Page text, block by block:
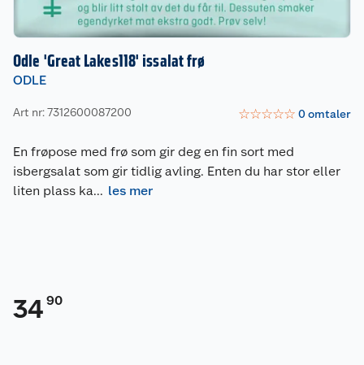
Odle 'Great Lakes118' issalat frø
ODLE
Art nr: 7312600087200 ☆☆☆☆☆ 0omtaler
En frøpose med frø som gir deg en fin sort med
isbergsalat som gir tidlig avling. Enten du har stor eller
liten plass ka... les mer
34 90